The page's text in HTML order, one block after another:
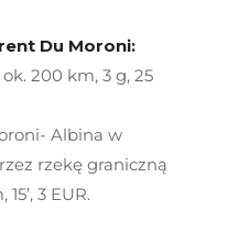
Du Moroni:
200 km, 3 g, 25
Albina w
rzekę graniczną
3 EUR.